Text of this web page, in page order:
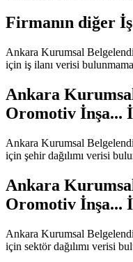
Firmanın diğer
Ankara Kurumsal
için iş ilanı verisi
Ankara
Oromotiv İnşa...
Ankara Kurumsal
için şehir dağılımı verisi
Ankara
Oromotiv İnşa...
Ankara Kurumsal
için sektör dağılımı verisi